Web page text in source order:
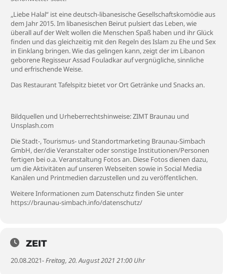
„Liebe Halal“ ist eine deutsch-libanesische Gesellschaftskomödie aus
dem Jahr 2015. Im libanesischen Beirut pulsiert das Leben, wie
überall auf der Welt wollen die Menschen Spaß haben und ihr Glück
finden und das gleichzeitig mit den Regeln des Islam zu Ehe und Sex
in Einklang bringen. Wie das gelingen kann, zeigt der im Libanon
geborene Regisseur Assad Fouladkar auf vergnügliche, sinnliche
und erfrischende Weise.
Das Restaurant Tafelspitz bietet vor Ort Getränke und Snacks an.
Bildquellen und Urheberrechtshinweise: ZIMT Braunau und
Unsplash.com
Die Stadt-, Tourismus- und Standortmarketing Braunau-Simbach
GmbH, der/die Veranstalter oder sonstige Institutionen/Personen
fertigen bei o.a. Veranstaltung Fotos an. Diese Fotos dienen dazu,
um die Aktivitäten auf unseren Webseiten sowie in Social Media
Kanälen und Printmedien darzustellen und zu veröffentlichen.
Weitere Informationen zum Datenschutz finden Sie unter
https://braunau-simbach.info/datenschutz/
ZEIT
20.08.2021- Freitag, 20. August 2021 21:00 Uhr